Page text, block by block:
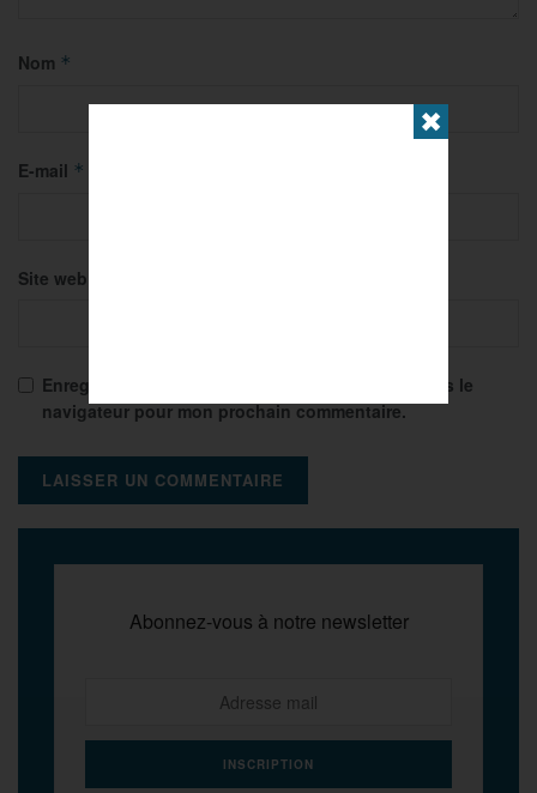
Nom *
E-mail *
Site web
Enregistrer mon nom, mon e-mail et mon site dans le
navigateur pour mon prochain commentaire.
Abonnez-vous à notre newsletter
✖